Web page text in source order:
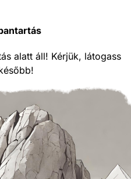
alatt áll! Kérjük, látogass